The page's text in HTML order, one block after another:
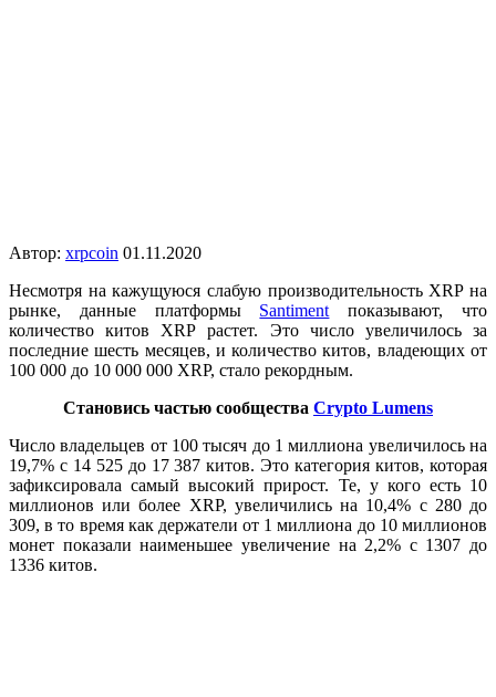
Автор: xrpcoin 01.11.2020
Несмотря на кажущуюся слабую производительность XRP на
рынке, данные платформы Santiment показывают, что
количество китов XRP растет. Это число увеличилось за
последние шесть месяцев, и количество китов, владеющих от
100 000 до 10 000 000 XRP, стало рекордным.
Становись частью сообщества Crypto Lumens
Число владельцев от 100 тысяч до 1 миллиона увеличилось на
19,7% с 14 525 до 17 387 китов. Это категория китов, которая
зафиксировала самый высокий прирост. Те, у кого есть 10
миллионов или более XRP, увеличились на 10,4% с 280 до
309, в то время как держатели от 1 миллиона до 10 миллионов
монет показали наименьшее увеличение на 2,2% с 1307 до
1336 китов.